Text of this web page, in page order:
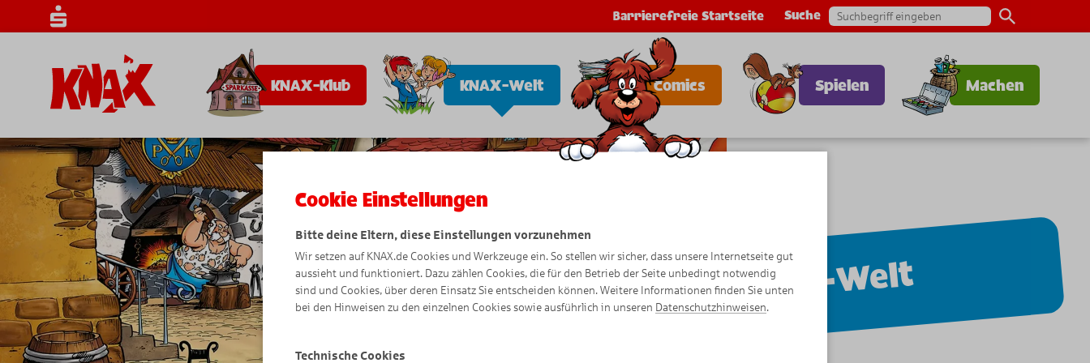
Barrierefreie Startseite Suche
KNAX-Klub KNAX-Welt Comics Spielen Machen
KNAX-Welt
Cookie Einstellungen
Bitte deine Eltern, diese Einstellungen vorzunehmen
Wir setzen auf KNAX.de Cookies und Werkzeuge ein. So stellen wir sicher, dass unsere Internetseite gut
aussieht und funktioniert. Dazu zählen Cookies, die für den Betrieb der Seite unbedingt notwendig
sind und Cookies, über deren Einsatz Sie entscheiden können. Weitere Informationen finden Sie unten
bei den Hinweisen zu den einzelnen Cookies sowie ausführlich in unseren Datenschutzhinweisen.
Technische Cookies